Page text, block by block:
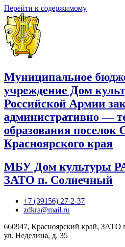
Перейти к содержимому
Муниципальное
учреждение Дом
Российской Армии
административно —
образования поселок
Красноярского края
МБУ Дом культуры
ЗАТО п. Солнечный
+7 (39156) 27-2-37
zdkra@mail.ru
660947, Красноярский край, ЗАТО
ул. Неделина, д. 35